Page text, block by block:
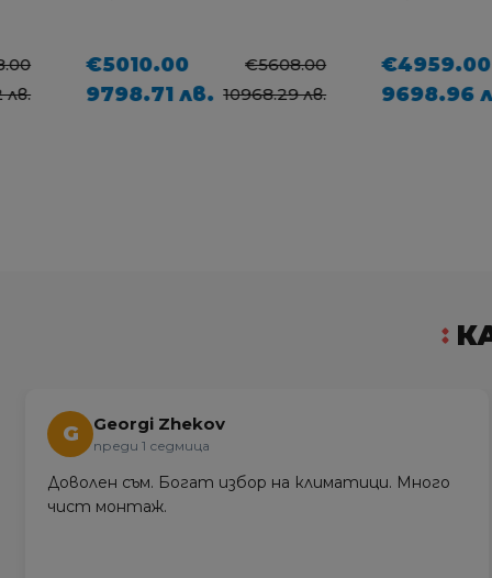
€5010.00 €5608.00
9798.71 лв. 10968.29 лв.
€4959.00
9698.96 лв.
G Georgi Zhekov
преди 1 седмица
Доволен съм. Богат избор на климатици. Много
чист монтаж.